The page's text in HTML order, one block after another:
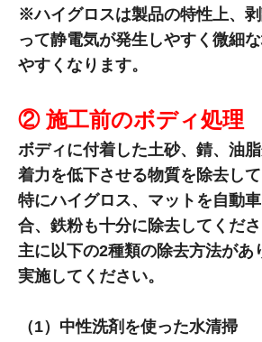
※ハイグロスは製品の特性上、
って静電気が発生しやすく微細
やすくなります。
② 施工前のボディ処理
ボディに付着した土砂、錆、油
着力を低下させる物質を除去して
特にハイグロス、マットを自動
合、鉄粉も十分に除去してくださ
主に以下の2種類の除去方法があ
実施してください。
（1）中性洗剤を使った水清掃